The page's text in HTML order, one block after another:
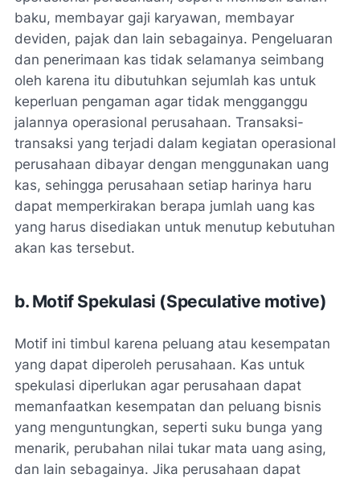
baku, membayar gaji karyawan, membayar
deviden, pajak dan lain sebagainya. Pengeluaran
dan penerimaan kas tidak selamanya seimbang
oleh karena itu dibutuhkan sejumlah kas untuk
keperluan pengaman agar tidak mengganggu
jalannya operasional perusahaan. Transaksi-
transaksi yang terjadi dalam kegiatan operasional
perusahaan dibayar dengan menggunakan uang
kas, sehingga perusahaan setiap harinya haru
dapat memperkirakan berapa jumlah uang kas
yang harus disediakan untuk menutup kebutuhan
akan kas tersebut.
b. Motif Spekulasi (Speculative motive)
Motif ini timbul karena peluang atau kesempatan
yang dapat diperoleh perusahaan. Kas untuk
spekulasi diperlukan agar perusahaan dapat
memanfaatkan kesempatan dan peluang bisnis
yang menguntungkan, seperti suku bunga yang
menarik, perubahan nilai tukar mata uang asing,
dan lain sebagainya. Jika perusahaan dapat